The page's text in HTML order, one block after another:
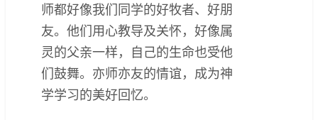
师都好像我们同学的好牧者、好朋
友。他们用心教导及关怀，好像属
灵的父亲一样，自己的生命也受他
们鼓舞。亦师亦友的情谊，成为神
学学习的美好回忆。